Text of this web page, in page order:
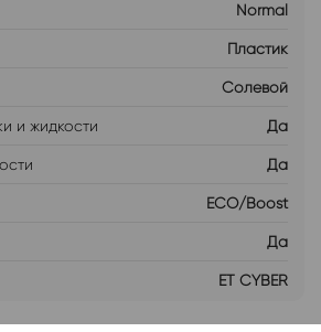
Normal
Пластик
Солевой
и жидкости Да
Да
ECO/Boost
Да
ET CYBER